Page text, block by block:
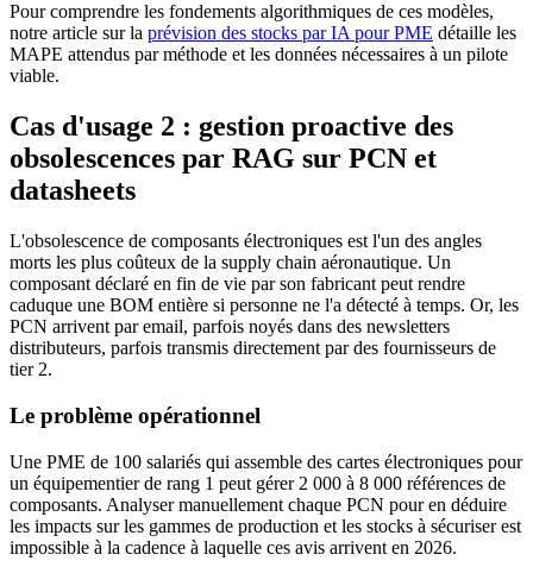
Pour comprendre les fondements algorithmiques de ces modèles,
notre article sur la prévision des stocks par IA pour PME détaille les
MAPE attendus par méthode et les données nécessaires à un pilote
viable.
Cas d'usage 2 : gestion proactive des
obsolescences par RAG sur PCN et
datasheets
L'obsolescence de composants électroniques est l'un des angles
morts les plus coûteux de la supply chain aéronautique. Un
composant déclaré en fin de vie par son fabricant peut rendre
caduque une BOM entière si personne ne l'a détecté à temps. Or, les
PCN arrivent par email, parfois noyés dans des newsletters
distributeurs, parfois transmis directement par des fournisseurs de
tier 2.
Le problème opérationnel
Une PME de 100 salariés qui assemble des cartes électroniques pour
un équipementier de rang 1 peut gérer 2 000 à 8 000 références de
composants. Analyser manuellement chaque PCN pour en déduire
les impacts sur les gammes de production et les stocks à sécuriser est
impossible à la cadence à laquelle ces avis arrivent en 2026.